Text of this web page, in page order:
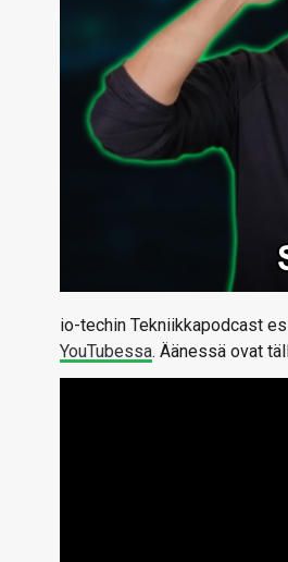
io-techin Tekniikkapodcast
YouTubessa. Äänessä ovat